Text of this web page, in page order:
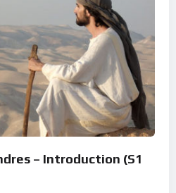
– Introduction (S1